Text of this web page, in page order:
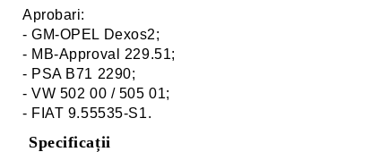
Aprobari:
- GM-OPEL Dexos2;
- MB-Approval 229.51;
- PSA B71 2290;
- VW 502 00 / 505 01;
- FIAT 9.55535-S1.
Specificații